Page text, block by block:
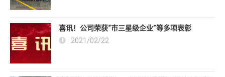
喜讯！公司荣获“市三星级企业”等多项表彰
2021/02/22